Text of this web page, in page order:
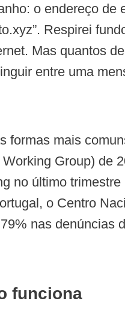
o endereço de
Respirei
Mas quantos
entre uma
formas mais
Group) de
no último
o Centro
nas denúncias
funciona